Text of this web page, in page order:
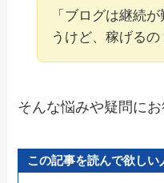
「ブログは継続
うけど、稼げるの
そんな悩みや疑問にお
この記事を読んで欲しい